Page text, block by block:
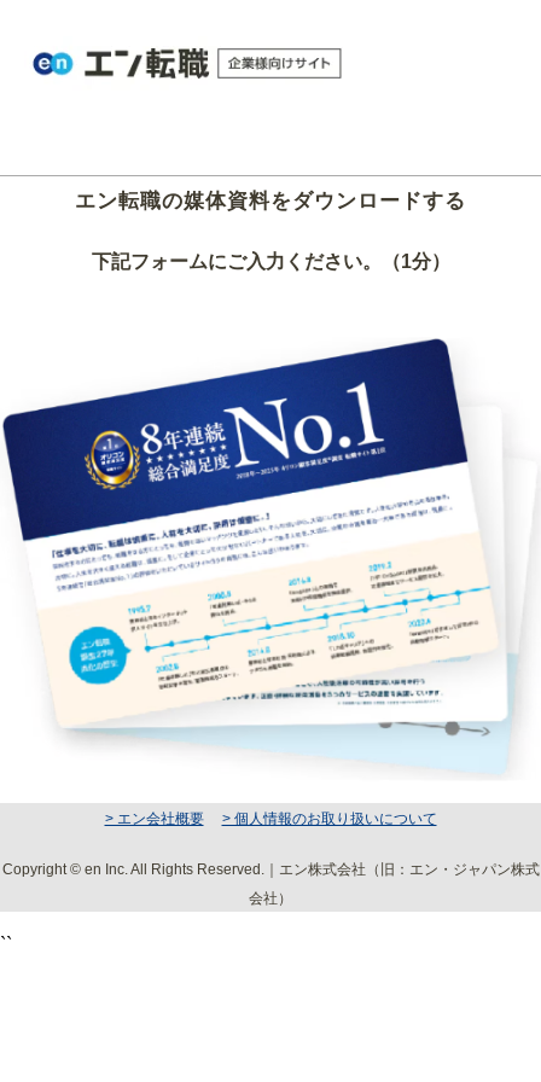
エン転職の媒体資料をダウンロードする
下記フォームにご入力ください。（1分）
> エン会社概要 > 個人情報のお取り扱いについて
Copyright © en Inc. All Rights Reserved.｜エン株式会社（旧：エン・ジャパン株式
会社）
``